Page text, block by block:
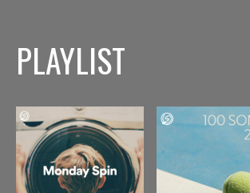
PLAYLIST